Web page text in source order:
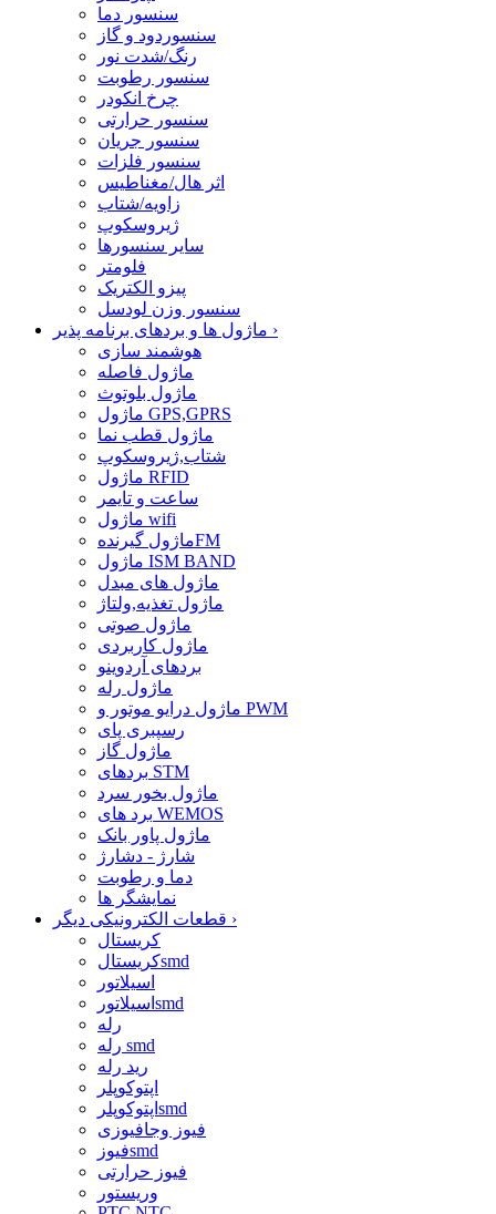
سنسور دما
سنسوردود و گاز
رنگ/شدت نور
سنسور رطوبت
چرخ انکودر
سنسور حرارتی
سنسور جریان
سنسور فلزات
اثر هال/مغناطیس
زاویه/شتاب
ژیروسکوپ
سایر سنسورها
فلومتر
پیزو الکتریک
سنسور وزن لودسل
›
هوشمند سازی
ماژول فاصله
ماژول بلوتوث
ماژول GPS,GPRS
ماژول قطب نما
شتاب,ژیروسکوپ
ماژول RFID
ساعت و تایمر
ماژول wifi
ماژول گیرندهFM
ماژول ISM BAND
ماژول های مبدل
ماژول تغذیه,ولتاژ
ماژول صوتی
ماژول کاربردی
بردهای آردوینو
ماژول رله
ماژول درایو موتور و PWM
رسپبری پای
ماژول گاز
بردهای STM
ماژول بخور سرد
برد های WEMOS
ماژول پاور بانک
شارژ - دشارژ
دما و رطوبت
نمایشگر ها
›
کریستال
کریستالsmd
اسیلاتور
اسیلاتورsmd
رله
رله smd
رید رله
اپتوکوپلر
اپتوکوپلرsmd
فیوز وجافیوزی
فیوزsmd
فیوز حرارتی
وریستور